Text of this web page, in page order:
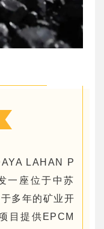
LAHAN P
一座位于中苏
多年的矿业开
目提供EPCM